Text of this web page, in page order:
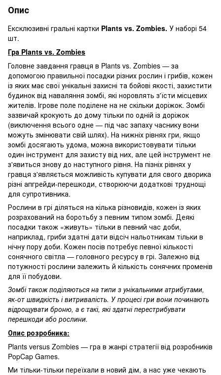
Опис
Ексклюзивні гральні картки Plants vs. Zombies. У наборі 54
шт.
Гра Plants vs. Zombies
Головне завдання гравця в Plants vs. Zombies — за
допомогою правильної посадки різних рослин і грибів, кожен
із яких має свої унікальні захисні та бойові якості, захистити
будинок від наваляння зомбі, які норовлять з'їсти місцевих
жителів. Ігрове поле поділене на не скільки доріжок. Зомбі
зазвичай крокують до дому тільки по одній із доріжок
(виключення всього одне — під час запаху часнику вони
можуть змінювати свій шлях). На нижніх рівнях гри, якщо
зомбі досягають удома, можна використовувати тільки
один інструмент для захисту від них, але цей інструмент не
з'явиться знову до наступного рівня. На пізніх рівнях у
гравця з'являється можливість купувати для свого дворика
різні апгрейди-перешкоди, створюючи додаткові труднощі
для супротивника.
Рослини в грі діляться на кілька різновидів, кожен із яких
розрахований на боротьбу з певним типом зомбі. Деякі
посадки також «живуть» тільки в певний час доби,
наприклад, гриби здатні дати відсіч нальотникам тільки в
нічну пору доби. Кожен посів потребує певної кількості
сонячного світла — головного ресурсу в грі. Залежно від
потужності рослини залежить й кількість сонячних променів
для її побудови.
Зомбі також поділяються на типи з унікальними атрибутами,
як-от швидкість і витривалість. У процесі гри вони починають
відрощувати броню, а є такі, які здатні перестрибувати
перешкоди або рослини.
Опис розробника:
Plants versus Zombies — гра в жанрі стратегії від розробників
PopCap Games.
Ми тільки-тільки переїхали в новий дім, а нас уже чекають